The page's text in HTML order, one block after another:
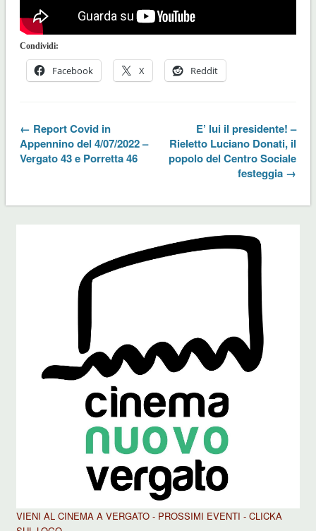
Condividi:
Facebook X Reddit
← Report Covid in
Appennino del 4/07/2022 –
Vergato 43 e Porretta 46
E’ lui il presidente! –
Rieletto Luciano Donati, il
popolo del Centro Sociale
festeggia →
VIENI AL CINEMA A VERGATO - PROSSIMI EVENTI - CLICKA